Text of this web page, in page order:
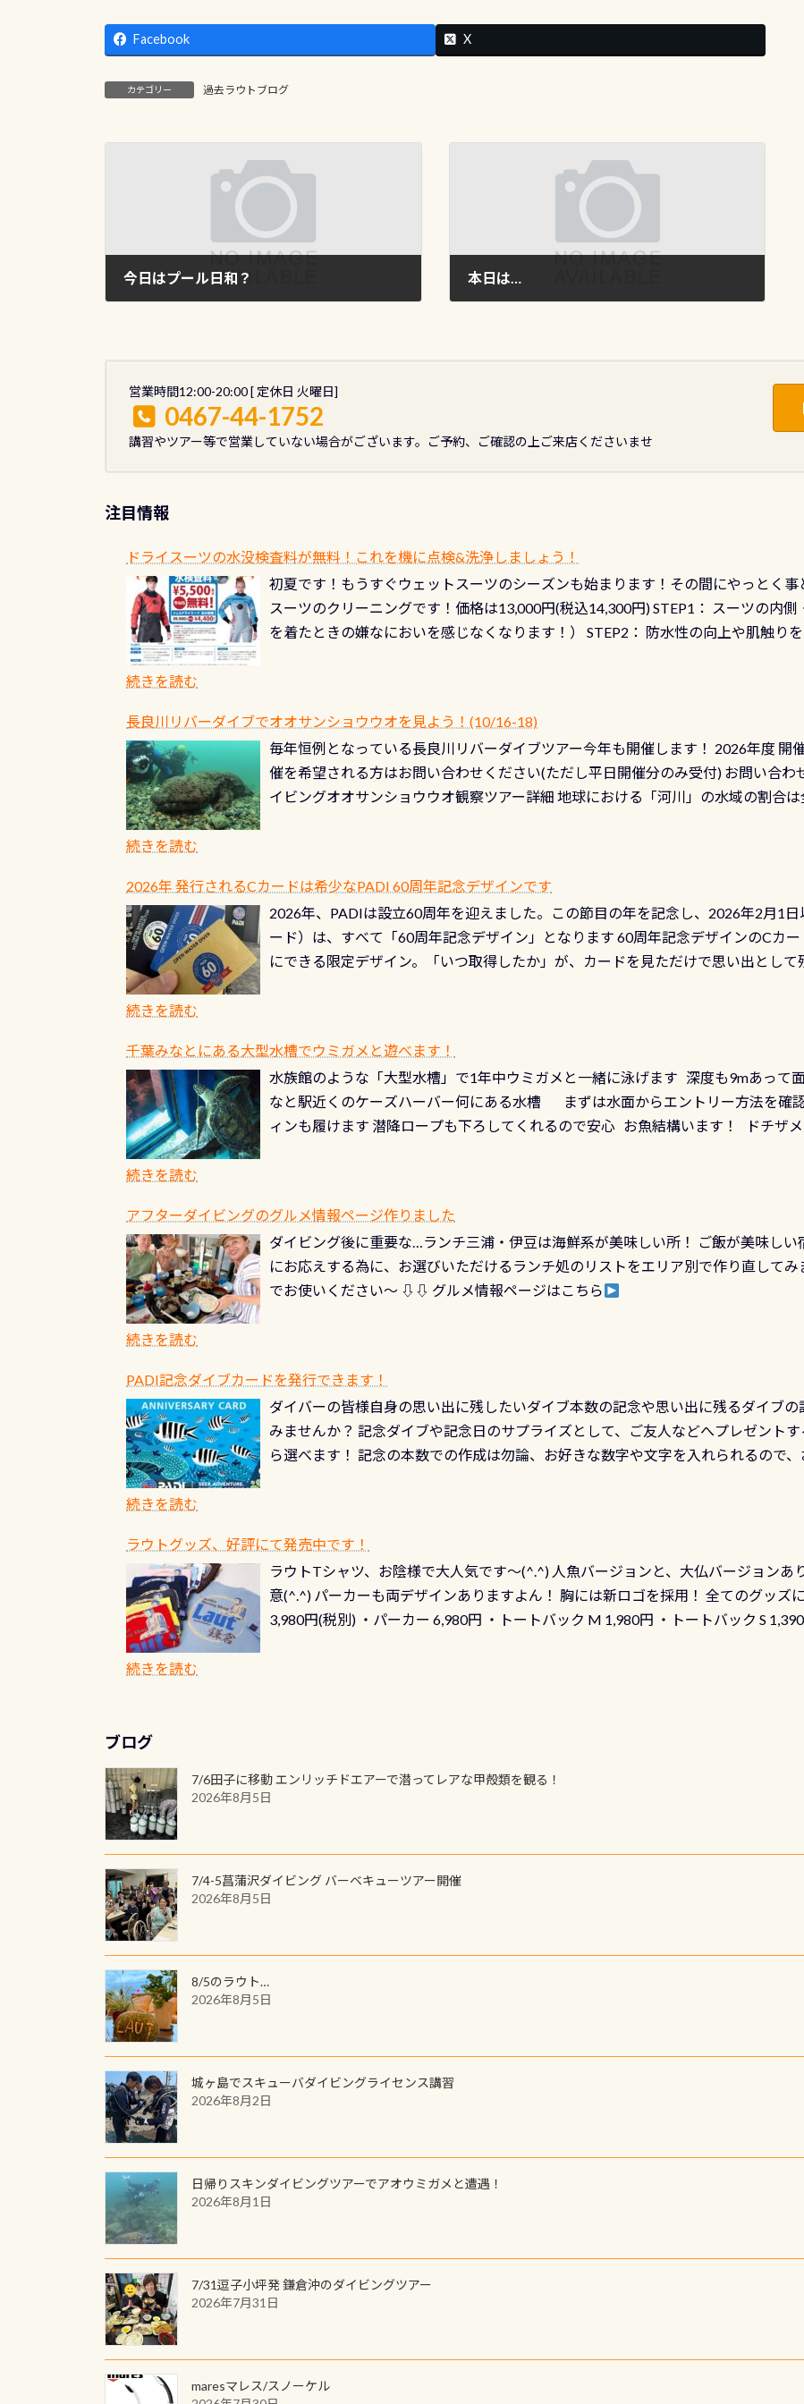
Facebook X
カテゴリー 過去ラウトブログ
今日はプール日和？ 本日は…
営業時間12:00-20:00 [ 定休日 火曜日]
0467-44-1752
講習やツアー等で営業していない場合がございます。ご予約、ご確認の上ご来店くださいませ
注目情報
ドライスーツの水没検査料が無料！これを機に点検&洗浄しましょう！
初夏です！もうすぐウェットスーツのシーズンも始まります！その間にやっとく
スーツのクリーニングです！価格は13,000円(税込14,300円) STEP1： スーツの内
を着たときの嫌なにおいを感じなくなります！） STEP2： 防水性の向上や肌触り
ル(穴)がないか確認冬になり、使い始めてから水漏れする…ってのは避けましょう
ルブのオーバーホール排気バルブは、ドライスーツクリーニングの際に行うので
ーホールも非常に大切です BCDで言うと給気ボタンの点検と一緒な訳ですから、
過ぎて急浮上…なんて事がないようにしっかり点検しましょう！まだした事がな
点検をする度に1行目の「水漏れ検査代」が5,500円掛かります そこで下記のキャ
8/31までの間に、ドライスーツの点検・オーバーホールを出して頂いた方は、上記
ドライスーツクリーニングだけでも出そうと思ってる方は、セットでこの水検査
続きを読む
長良川リバーダイブでオオサンショウウオを見よう！(10/16-18)
毎年恒例となっている長良川リバーダイブツアー今年も開催します！ 2026年度
催を希望される方はお問い合わせください(ただし平日開催分のみ受付) お問い合わ
イビングオオサンショウウオ観察ツアー詳細 地球における「河川」の水域の割合
ませ 6月から10月の間で開催しております 長良川ってどんな川？ 長良川は日本
る清流（水質汚染の少ない、または無い川のこと）で岐阜県の郡上市に始まり、
の「名水100選」にまた2001年には「日本の水浴場88選」に全国で唯一河川で選
ところでは12mほどあり十分ダイビングを楽しむことが出来ます 川原からのエン
ダウンカレントが発生している箇所などもあり、なかなか海では見られない光景で
る(流される)のは快感です！ 特別天然記念物「オオサンショウウオ」が見れる 長
記念物の「オオサンショウウオ」です 大きなものでは体長1mを超える世界最大の
すが、ここ長良川ではかなりの確立で見ることが出来ます特別天然記念物と言え
続きを読む
2026年 発行されるCカードは希少なPADI 60周年記念デザインです
2026年、PADIは設立60周年を迎えました。この節目の年を記念し、2026年2月1
ード）は、すべて「60周年記念デザイン」となります 60周年記念デザインのCカ
にできる限定デザイン。「いつ取得したか」が、カードを見ただけで思い出とし
終営業日までの発行分 【注意事項】※ PADI Freediver、Mermaid、EFR、TECなど
やオリジナルカード対象のディスティンクティブ・スペシャルティ、AWAREデザ
す。 ※ 2026年12月の認定でも、2027年1月以降に発行されるカードは通常デザ
思い出になる ダイビングを始めるきっかけは人それぞれ。でも、「いつ始めたか
も、ワクワクが続く60周年限定企画です。コースを修了されたら、ぜひ参加してみ
PADIグッズが当たるチャンス 受講したPADIダイブセンター／リゾートが用意し
ルくじに参加する
続きを読む
千葉みなとにある大型水槽でウミガメと遊べます！
水族館のような「大型水槽」で1年中ウミガメと一緒に泳げます 深度も9mあって
なと駅近くのケーズハーバー何にある水槽 まずは水面からエントリー方法を確
ィンも履けます 潜降ロープも下ろしてくれるので安心 お魚結構います！ ドチザ
楽しみ頂けます 反対側の窓からも見ることが出来るので、付き添いの方とも記念
できます！ かなり楽しめます是非ご参加ください！ 写真撮影の練習や、4時間た
にもなりますヨ 料金等、詳しくは 詳細はこちら
続きを読む
アフターダイビングのグルメ情報ページ作りました
ダイビング後に重要な…ランチ三浦・伊豆は海鮮系が美味しい所！ ご飯が美味し
にお応えする為に、お選びいただけるランチ処のリストをエリア別で作り直して
でお使いください～ ⇩⇩ グルメ情報ページはこちら
続きを読む
PADI記念ダイブカードを発行できます！
ダイバーの皆様自身の思い出に残したいダイブ本数の記念や思い出に残るダイブ
みませんか？ 記念ダイブや記念日のサプライズとして、ご友人などへプレゼント
ら選べます！ 記念の本数での作成は勿論、お好きな数字や文字を入れられるので
続きを読む
ラウトグッズ、好評にて発売中です！
ラウトTシャツ、お陰様で大人気です～(^.^) 人魚バージョンと、大仏バージョンあ
意(^.^) パーカーも両デザインありますよん！ 胸には新ロゴを採用！ 全てのグッ
3,980円(税別) ・パーカー 6,980円 ・トートバック M 1,980円 ・トートバック S
続きを読む
ブログ
7/6田子に移動 エンリッチドエアーで潜ってレアな甲殻類を観る！
2026年8月5日
7/4-5菖蒲沢ダイビング バーベキューツアー開催
2026年8月5日
8/5のラウト…
2026年8月5日
城ヶ島でスキューバダイビングライセンス講習
2026年8月2日
日帰りスキンダイビングツアーでアオウミガメと遭遇！
2026年8月1日
7/31逗子小坪発 鎌倉沖のダイビングツアー
2026年7月31日
maresマレス/スノーケル